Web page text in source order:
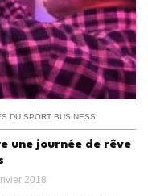
DU SPORT BUSINESS
une journée de rêve
2018